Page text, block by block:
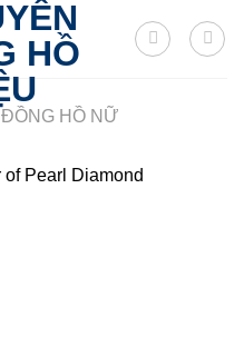
ĐỒNG HỒ NỮ